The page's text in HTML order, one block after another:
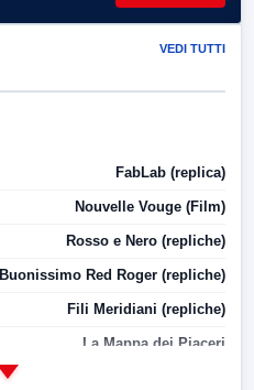
VEDI TUTTI
FabLab (replica)
Nouvelle Vouge (Film)
Rosso e Nero (repliche)
Buonissimo Red Roger (repliche)
Fili Meridiani (repliche)
La Mappa dei Piaceri